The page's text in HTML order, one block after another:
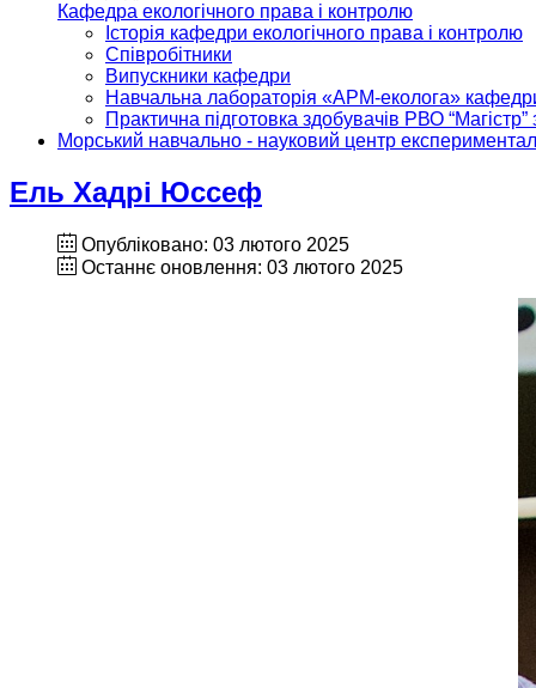
Кафедра екологічного права і контролю
Історія кафедри екологічного права і контролю
Співробітники
Випускники кафедри
Навчальна лабораторія «АРМ-еколога»
Практична підготовка здобувачів РВО
Морський навчально - науковий центр
Ель Хадрі Юссеф
Опубліковано: 03 лютого 2025
Останнє оновлення: 03 лютого 2025